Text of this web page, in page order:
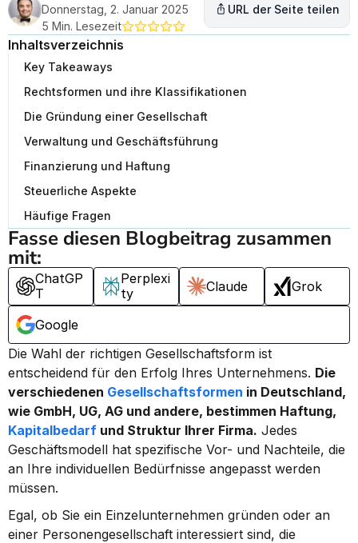
Donnerstag, 2. Januar 2025
5 Min. Lesezeit
URL der Seite teilen
Inhaltsverzeichnis
Key Takeaways
Rechtsformen und ihre Klassifikationen
Die Gründung einer Gesellschaft
Verwaltung und Geschäftsführung
Finanzierung und Haftung
Steuerliche Aspekte
Häufige Fragen
Fasse diesen Blogbeitrag zusammen
mit:
ChatGP
T
Perplexi
ty
Claude Grok
Google
Die Wahl der richtigen Gesellschaftsform ist
entscheidend für den Erfolg Ihres Unternehmens. Die
verschiedenen Gesellschaftsformen in Deutschland,
Kapitalbedarf und Struktur Ihrer Firma. Jedes
Geschäftsmodell hat spezifische Vor- und Nachteile, die
an Ihre individuellen Bedürfnisse angepasst werden
müssen.
Egal, ob Sie ein Einzelunternehmen gründen oder an
einer Personengesellschaft interessiert sind, die